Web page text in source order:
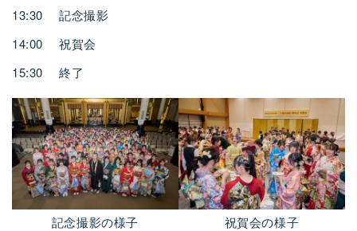
13:30 記念撮影
14:00 祝賀会
15:30 終了
記念撮影の様子 祝賀会の様子